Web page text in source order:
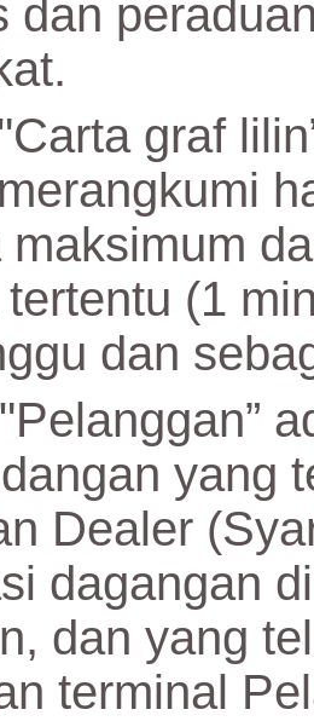
dan
graf
maksimum
(1
dan
"Pelanggan”
yang
Dealer
dagangan
dan yang
terminal